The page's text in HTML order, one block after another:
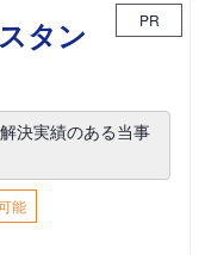
タン
PR
決実績のある当事
能